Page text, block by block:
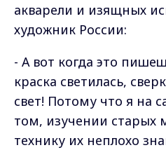
акварели и изящных
художник России:
- А вот когда это
краска светилась,
свет! Потому что я на
том, изучении старых
технику их неплохо